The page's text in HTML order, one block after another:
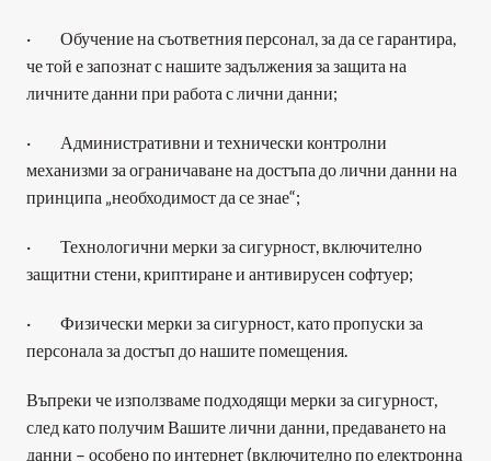
·         Обучение на съответния персонал, за да се гарантира,
че той е запознат с нашите задължения за защита на
личните данни при работа с лични данни;
·         Административни и технически контролни
механизми за ограничаване на достъпа до лични данни на
принципа „необходимост да се знае“;
·         Технологични мерки за сигурност, включително
защитни стени, криптиране и антивирусен софтуер;
·         Физически мерки за сигурност, като пропуски за
персонала за достъп до нашите помещения.
Въпреки че използваме подходящи мерки за сигурност,
след като получим Вашите лични данни, предаването на
данни – особено по интернет (включително по електронна